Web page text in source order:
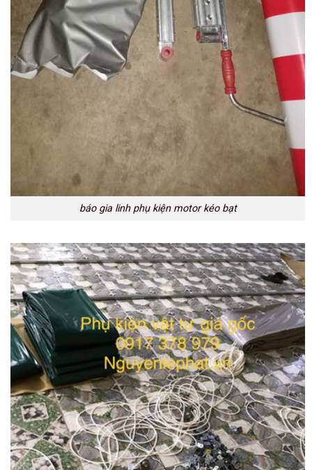
báo gia linh phụ kiện motor kéo bạt